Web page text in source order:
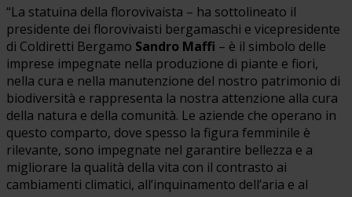
“La statuina della florovivaista – ha sottolineato il
presidente dei florovivaisti bergamaschi e vicepresidente
di Coldiretti Bergamo Sandro Maffi – è il simbolo delle
imprese impegnate nella produzione di piante e fiori,
nella cura e nella manutenzione del nostro patrimonio di
biodiversità e rappresenta la nostra attenzione alla cura
della natura e della comunità. Le aziende che operano in
questo comparto, dove spesso la figura femminile è
rilevante, sono impegnate nel garantire bellezza e a
migliorare la qualità della vita con il contrasto ai
cambiamenti climatici, all’inquinamento dell’aria e al